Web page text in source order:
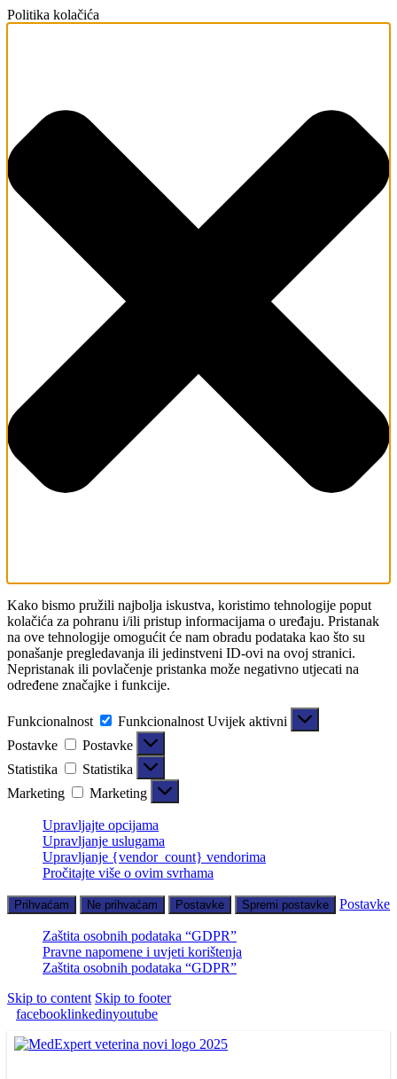
Politika kolačića
Kako bismo pružili najbolja iskustva, koristimo tehnologije poput
kolačića za pohranu i/ili pristup informacijama o uređaju. Pristanak
na ove tehnologije omogućit će nam obradu podataka kao što su
ponašanje pregledavanja ili jedinstveni ID-ovi na ovoj stranici.
Nepristanak ili povlačenje pristanka može negativno utjecati na
određene značajke i funkcije.
Funkcionalnost Funkcionalnost Uvijek aktivni
Postavke
Postavke
Statistika
Statistika
Marketing
Marketing
Upravljajte opcijama
Upravljanje uslugama
Upravljanje {vendor_count} vendorima
Pročitajte više o ovim svrhama
Prihvaćam Ne prihvaćam Postavke Spremi postavke Postavke
Zaštita osobnih podataka “GDPR”
Pravne napomene i uvjeti korištenja
Zaštita osobnih podataka “GDPR”
Skip to content Skip to footer
facebooklinkedinyoutube